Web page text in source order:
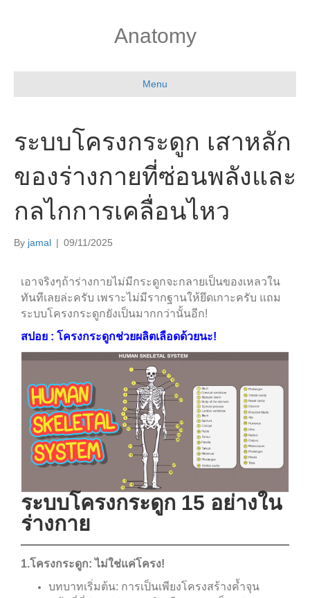
Anatomy
Menu
ระบบโครงกระดูก เสาหลัก
ของร่างกายที่ซ่อนพลังและ
กลไกการเคลื่อนไหว
By jamal | 09/11/2025
เอาจริงๆถ้าร่างกายไม่มีกระดูกจะกลายเป็นของเหลวใน
ทันทีเลยล่ะครับ เพราะไม่มีรากฐานให้ยึดเกาะครับ แถม
ระบบโครงกระดูกยังเป็นมากกว่านั้นอีก!
สปอย : โครงกระดูกช่วยผลิตเลือดด้วยนะ!
ระบบโครงกระดูก 15 อย่างใน
ร่างกาย
1.โครงกระดูก: ไม่ใช่แค่โครง!
บทบาทเริ่มต้น: การเป็นเพียงโครงสร้างค้ำจุน